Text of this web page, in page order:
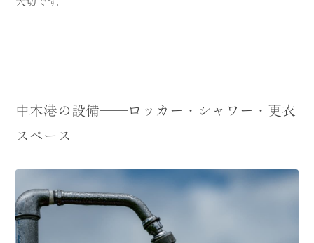
中木港の設備──ロッカー・シャワー・更衣
スペース